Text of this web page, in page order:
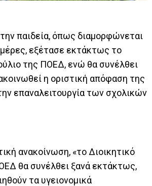
παιδεία, όπως διαμορφώνεται
εξέτασε εκτάκτως το
της ΠΟΕΔ, ενώ θα συνέλθει
η οριστική απόφαση της
επαναλειτουργία των σχολικών
ανακοίνωση, «το Διοικητικό
θα συνέλθει ξανά εκτάκτως,
τα υγειονομικά